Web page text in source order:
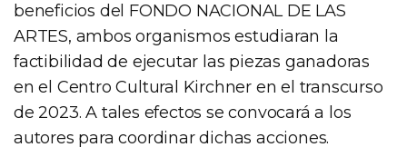
beneficios del FONDO NACIONAL DE LAS
ARTES, ambos organismos estudiaran la
factibilidad de ejecutar las piezas ganadoras
en el Centro Cultural Kirchner en el transcurso
de 2023. A tales efectos se convocará a los
autores para coordinar dichas acciones.